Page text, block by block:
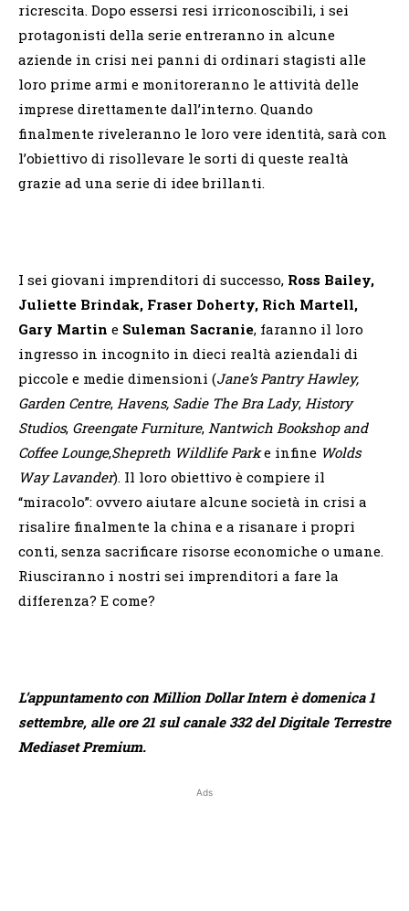
ricrescita. Dopo essersi resi irriconoscibili, i sei
protagonisti della serie entreranno in alcune
aziende in crisi nei panni di ordinari stagisti alle
loro prime armi e monitoreranno le attività delle
imprese direttamente dall’interno. Quando
finalmente riveleranno le loro vere identità, sarà con
l’obiettivo di risollevare le sorti di queste realtà
grazie ad una serie di idee brillanti.
I sei giovani imprenditori di successo, Ross Bailey,
Juliette Brindak, Fraser Doherty, Rich Martell,
Gary Martin e Suleman Sacranie, faranno il loro
ingresso in incognito in dieci realtà aziendali di
piccole e medie dimensioni (Jane’s Pantry Hawley,
Garden Centre, Havens, Sadie The Bra Lady, History
Studios, Greengate Furniture, Nantwich Bookshop and
Coffee Lounge,Shepreth Wildlife Parke infine Wolds
Way Lavander). Il loro obiettivo è compiere il
“miracolo”: ovvero aiutare alcune società in crisi a
risalire finalmente la china e a risanare i propri
conti, senza sacrificare risorse economiche o umane.
Riusciranno i nostri sei imprenditori a fare la
differenza? E come?
L’appuntamento con Million Dollar Intern è domenica 1
settembre, alle ore 21 sul canale 332 del Digitale Terrestre
Mediaset Premium.
Ads